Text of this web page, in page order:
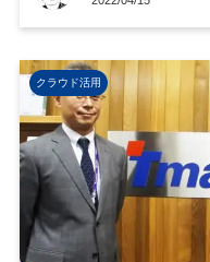
クラウド活用